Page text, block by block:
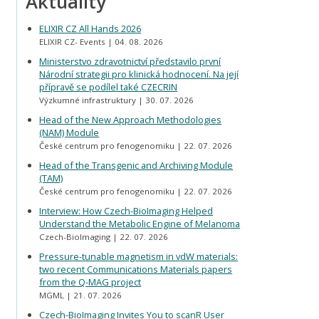
ELIXIR CZ All Hands 2026
ELIXIR CZ- Events 04. 08. 2026
Ministerstvo zdravotnictví představilo první
Národní strategii pro klinická hodnocení. Na její
přípravě se podílel také CZECRIN
Výzkumné infrastruktury 30. 07. 2026
Head of the New Approach Methodologies
(NAM) Module
České centrum pro fenogenomiku 22. 07. 2026
Head of the Transgenic and Archiving Module
(TAM)
České centrum pro fenogenomiku 22. 07. 2026
Interview: How Czech-BioImaging Helped
Understand the Metabolic Engine of Melanoma
Czech-BioImaging 22. 07. 2026
Pressure-tunable magnetism in vdW materials:
two recent Communications Materials papers
from the Q-MAG project
MGML 21. 07. 2026
Czech-BioImaging Invites You to scanR User